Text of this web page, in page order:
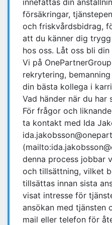
innefattas din
försäkringar,
och friskvårdsbidrag,
att du känner dig
hos oss. Låt oss bli
Vi på
rekrytering,
din bästa kollega i
Vad händer när du har
För frågor och
ta kontakt med Ida
denna process jobbar
och tillsättning, vilket
tillsättas innan sista
visat intresse för
ansökan med tjänsten
mail eller telefon för